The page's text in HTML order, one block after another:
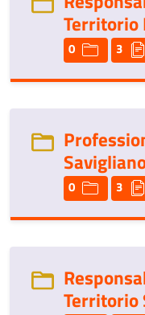
Territorio
0 3
0 3
Territorio